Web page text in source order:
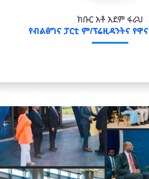
ክቡር አቶ አደም ፋራህ
የብልፅግና ፓርቲ ም/ፕሬዚዳንትና